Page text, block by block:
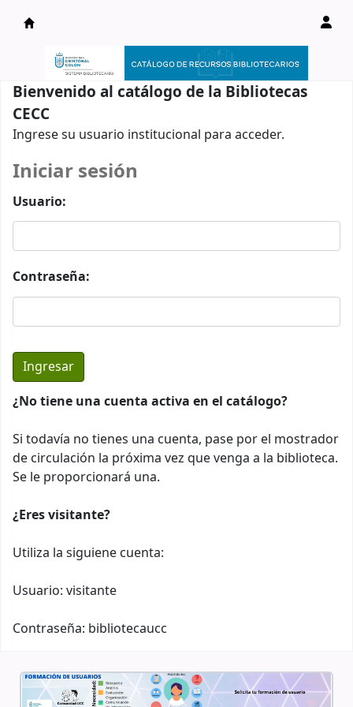
Catálogo en línea
Bienvenido al catálogo de la Bibliotecas
CECC
Ingrese su usuario institucional para acceder.
Iniciar sesión
Usuario:
Contraseña:
¿No tiene una cuenta activa en el catálogo?
Si todavía no tienes una cuenta, pase por el mostrador
de circulación la próxima vez que venga a la biblioteca.
Se le proporcionará una.
¿Eres visitante?
Utiliza la siguiene cuenta:
Usuario: visitante
Contraseña: bibliotecaucc